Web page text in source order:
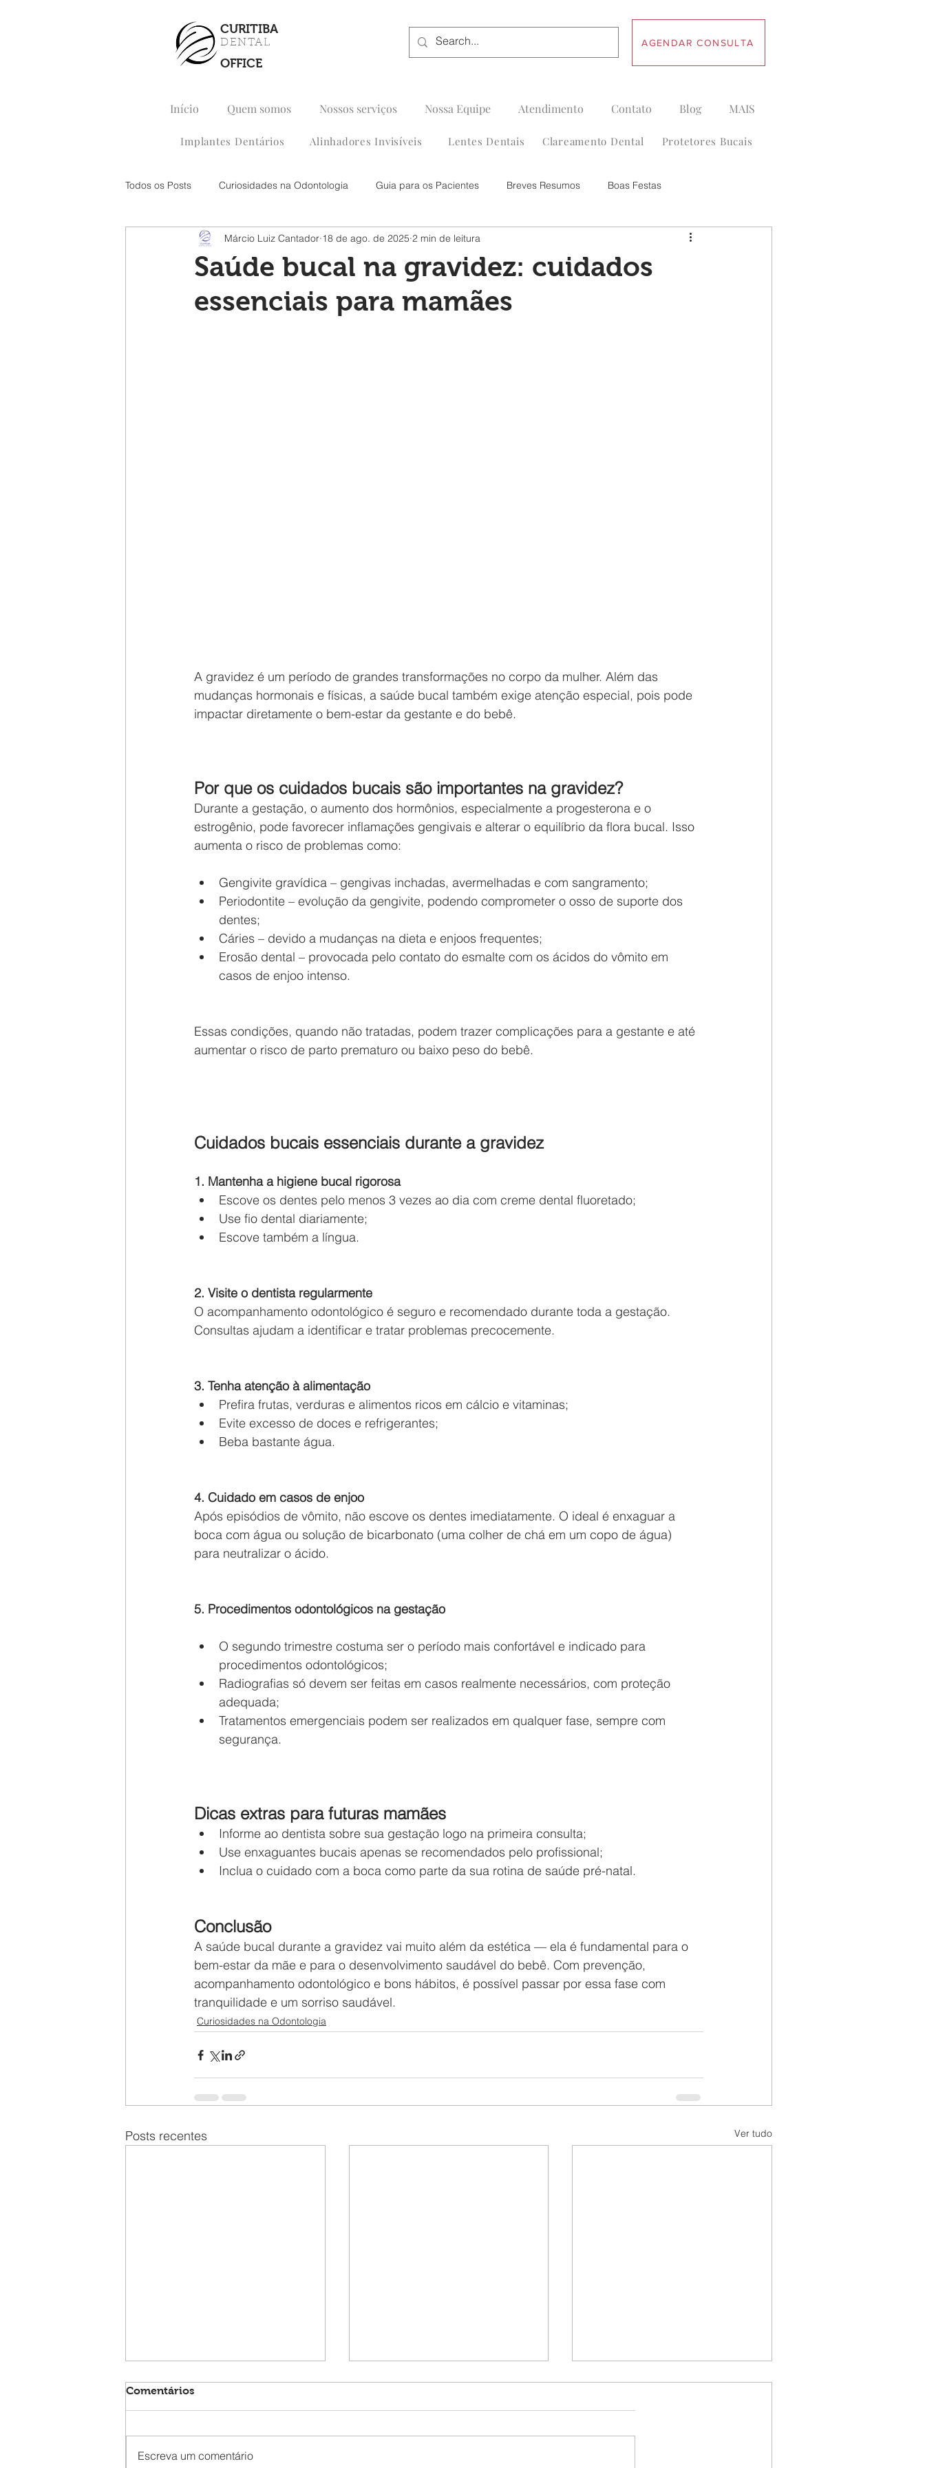
CURITIBA
DENTAL
OFFICE
AGENDAR CONSULTA
Início Quem somos Nossos serviços Nossa Equipe Atendimento Contato Blog MAIS
Implantes Dentários Alinhadores Invisíveis Lentes Dentais Clareamento Dental Protetores Bucais
Todos os Posts Curiosidades na Odontologia Guia para os Pacientes Breves Resumos Boas Festas
Saúde bucal na gravidez: cuidados
essenciais para mamães
Márcio Luiz Cantador 18 de ago. de 2025 2 min de leitura
A gravidez é um período de grandes transformações no corpo da mulher. Além das
mudanças hormonais e físicas, a saúde bucal também exige atenção especial, pois pode
impactar diretamente o bem-estar da gestante e do bebê.
Por que os cuidados bucais são importantes na gravidez?
Durante a gestação, o aumento dos hormônios, especialmente a progesterona e o
estrogênio, pode favorecer inflamações gengivais e alterar o equilíbrio da flora bucal. Isso
aumenta o risco de problemas como:
Gengivite gravídica – gengivas inchadas, avermelhadas e com sangramento;
Periodontite – evolução da gengivite, podendo comprometer o osso de suporte dos
dentes;
Cáries – devido a mudanças na dieta e enjoos frequentes;
Erosão dental – provocada pelo contato do esmalte com os ácidos do vômito em
casos de enjoo intenso.
Essas condições, quando não tratadas, podem trazer complicações para a gestante e até
aumentar o risco de parto prematuro ou baixo peso do bebê.
Cuidados bucais essenciais durante a gravidez
1. Mantenha a higiene bucal rigorosa
Escove os dentes pelo menos 3 vezes ao dia com creme dental fluoretado;
Use fio dental diariamente;
Escove também a língua.
2. Visite o dentista regularmente
O acompanhamento odontológico é seguro e recomendado durante toda a gestação.
Consultas ajudam a identificar e tratar problemas precocemente.
3. Tenha atenção à alimentação
Prefira frutas, verduras e alimentos ricos em cálcio e vitaminas;
Evite excesso de doces e refrigerantes;
Beba bastante água.
4. Cuidado em casos de enjoo
Após episódios de vômito, não escove os dentes imediatamente. O ideal é enxaguar a
boca com água ou solução de bicarbonato (uma colher de chá em um copo de água)
para neutralizar o ácido.
5. Procedimentos odontológicos na gestação
O segundo trimestre costuma ser o período mais confortável e indicado para
procedimentos odontológicos;
Radiografias só devem ser feitas em casos realmente necessários, com proteção
adequada;
Tratamentos emergenciais podem ser realizados em qualquer fase, sempre com
segurança.
Dicas extras para futuras mamães
Informe ao dentista sobre sua gestação logo na primeira consulta;
Use enxaguantes bucais apenas se recomendados pelo profissional;
Inclua o cuidado com a boca como parte da sua rotina de saúde pré-natal.
Conclusão
A saúde bucal durante a gravidez vai muito além da estética — ela é fundamental para o
bem-estar da mãe e para o desenvolvimento saudável do bebê. Com prevenção,
acompanhamento odontológico e bons hábitos, é possível passar por essa fase com
tranquilidade e um sorriso saudável.
Curiosidades na Odontologia
Posts recentes Ver tudo
Comentários
Escreva um comentário